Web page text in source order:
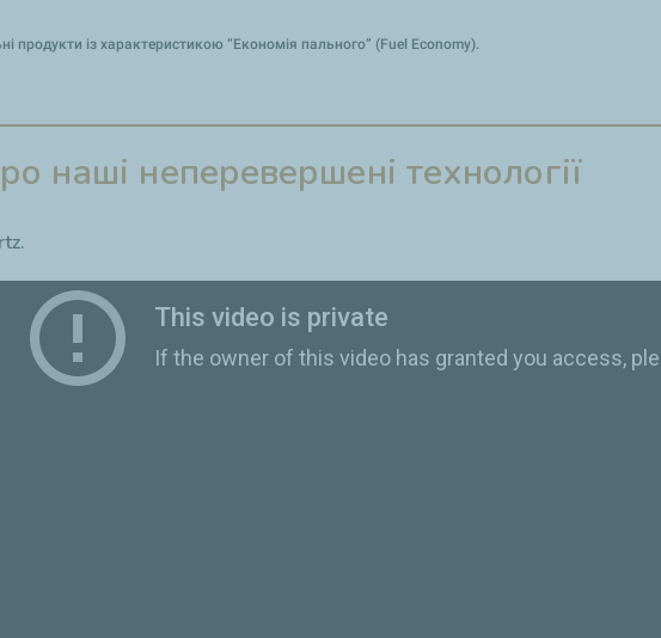
продукти із характеристикою “Економія пального” (Fuel Economy).
наші неперевершені технології